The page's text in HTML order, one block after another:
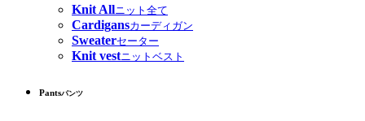
Knit Allニット全て
Cardigansカーディガン
Sweaterセーター
Knit vestニットベスト
Pantsパンツ